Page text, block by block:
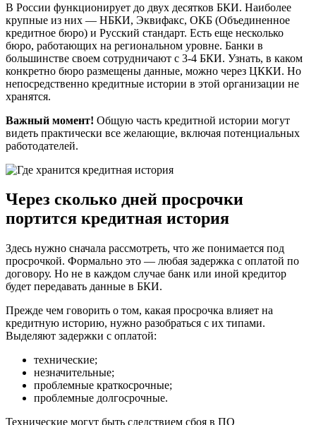
В России функционирует до двух десятков БКИ. Наиболее
крупные из них — НБКИ, Эквифакс, ОКБ (Объединенное
кредитное бюро) и Русский стандарт. Есть еще несколько
бюро, работающих на региональном уровне. Банки в
большинстве своем сотрудничают с 3-4 БКИ. Узнать, в каком
конкретно бюро размещены данные, можно через ЦККИ. Но
непосредственно кредитные истории в этой организации не
хранятся.
Важный момент! Общую часть кредитной истории могут
видеть практически все желающие, включая потенциальных
работодателей.
Через сколько дней просрочки
портится кредитная история
Здесь нужно сначала рассмотреть, что же понимается под
просрочкой. Формально это — любая задержка с оплатой по
договору. Но не в каждом случае банк или иной кредитор
будет передавать данные в БКИ.
Прежде чем говорить о том, какая просрочка влияет на
кредитную историю, нужно разобраться с их типами.
Выделяют задержки с оплатой:
технические;
незначительные;
проблемные краткосрочные;
проблемные долгосрочные.
Технические могут быть следствием сбоя в ПО